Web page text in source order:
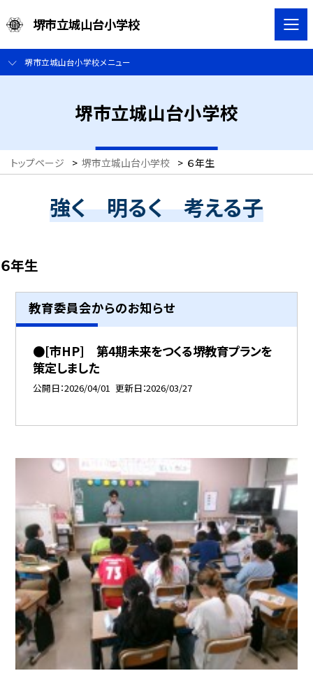
堺市立城山台小学校
堺市立城山台小学校メニュー
堺市立城山台小学校
トップページ > 堺市立城山台小学校 > ６年生
強く 明るく 考える子
６年生
教育委員会からのお知らせ
●[市HP] 第4期未来をつくる堺教育プランを
策定しました
公開日 2026/04/01 更新日 2026/03/27